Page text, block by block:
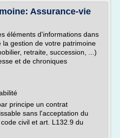
Assurance-vie
éléments d'informations dans
la gestion de votre patrimoine
retraite, succession, ...)
et de chroniques
principe un contrat
sans l'acceptation du
civil et art. L132.9 du